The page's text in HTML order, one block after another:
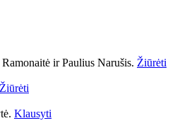
ir Paulius Narušis. Žiūrėti
Žiūrėti
Klausyti